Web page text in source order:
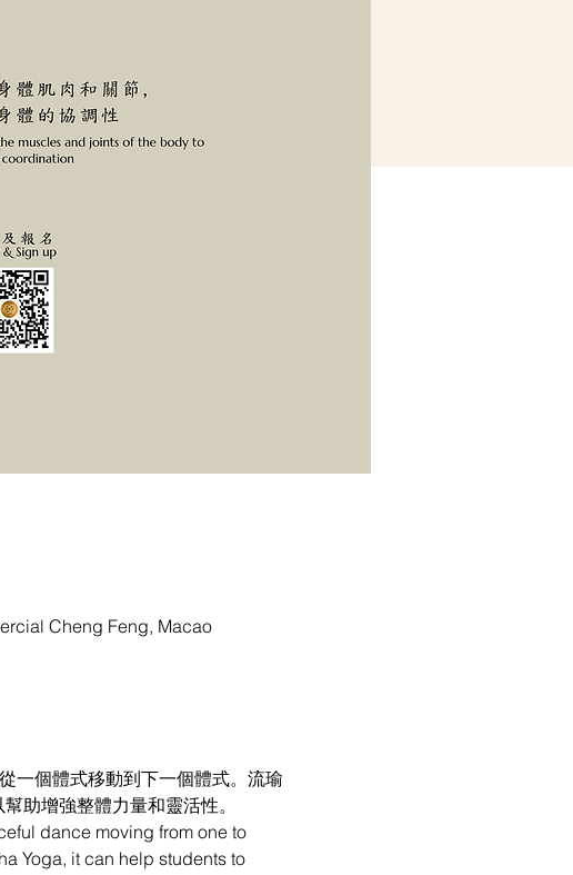
Cheng Feng, Macao
一個體式移動到下一個體式。流瑜
助增強整體力量和靈活性。
dance moving from one to
Yoga, it can help students to